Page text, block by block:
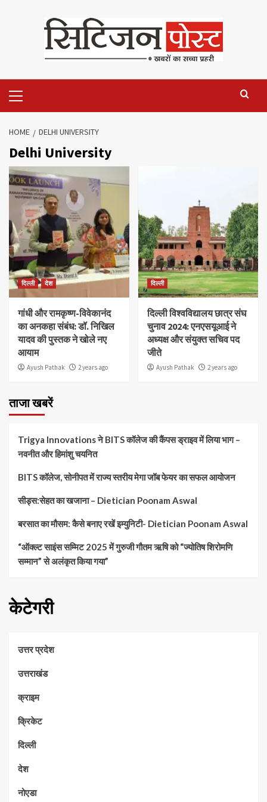
HOME DELHI UNIVERSITY
Delhi University
दिल्ली देश
गांधी और रामकृष्ण-विवेकानंद
का अनकहा संबंध: डॉ. निखिल
यादव की पुस्तक ने खोले नए
आयाम
Ayush Pathak 2 years ago
दिल्ली
दिल्ली विश्वविद्यालय छात्र संघ
चुनाव 2024: एनएसयूआई ने
अध्यक्ष और संयुक्त सचिव पद
जीते
Ayush Pathak 2 years ago
ताजा खबरें
Trigya Innovations ने BITS कॉलेज की कैंपस ड्राइव में लिया भाग –
नवनीत और हिमांशु चयनित
BITS कॉलेज, सोनीपत में राज्य स्तरीय मेगा जॉब फेयर का सफल आयोजन
सीड्स:सेहत का खजाना – Dietician Poonam Aswal
बरसात का मौसम: कैसे बनाए रखें इम्युनिटी- Dietician Poonam Aswal
“ऑक्ल्ट साइंस सम्मिट 2025 में गुरुजी गौतम ऋषि को “ज्योतिष शिरोमणि
सम्मान” से अलंकृत किया गया”
केटेगरी
उत्तर प्रदेश
उत्तराखंड
क्राइम
क्रिकेट
दिल्ली
देश
नोएडा